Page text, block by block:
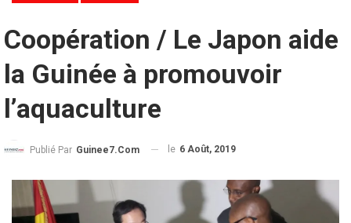
Coopération / Le Japon aide
la Guinée à promouvoir
l’aquaculture
Publié Par Guinee7.com le 6 Août, 2019